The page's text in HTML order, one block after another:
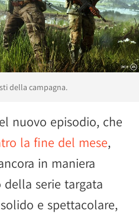
della campagna.
nuovo episodio, che
la fine del mese,
in maniera
serie targata
e spettacolare,